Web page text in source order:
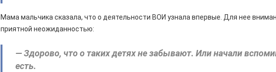
Мама мальчика сказала, что о деятельности ВОИ узнала впервые. Для нее
приятной неожиданностью:
— Здорово, что о таких детях не забывают. Или начали
есть.